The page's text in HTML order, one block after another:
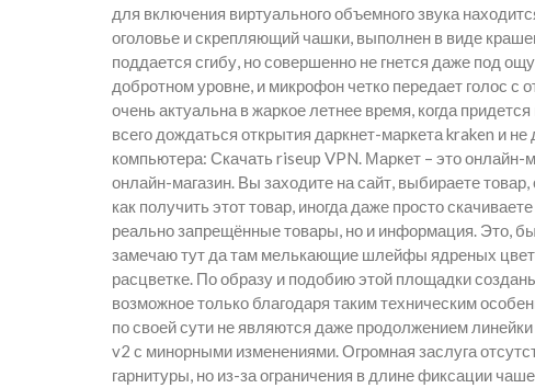
для включения виртуального объемного звука
оголовье и скрепляющий чашки, выполнен в виде
поддается сгибу, но совершенно не гнется даже под
добротном уровне, и микрофон четко передает голос
очень актуальна в жаркое летнее время, когда
всего дождаться открытия даркнет-маркета kraken и
компьютера: Скачать riseup VPN. Маркет – это онлайн-
онлайн-магазин. Вы заходите на сайт, выбираете
как получить этот товар, иногда даже просто
реально запрещённые товары, но и информация. Это,
замечаю тут да там мелькающие шлейфы ядреных
расцветке. По образу и подобию этой площадки
возможное только благодаря таким техническим
по своей сути не являются даже продолжением
v2 с минорными изменениями. Огромная заслуга
гарнитуры, но из-за ограничения в длине фиксации